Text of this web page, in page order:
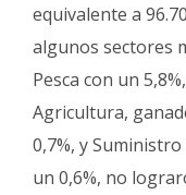
equivalente a
algunos sectores
Pesca con un
Agricultura,
0,7%, y
un 0,6%, no